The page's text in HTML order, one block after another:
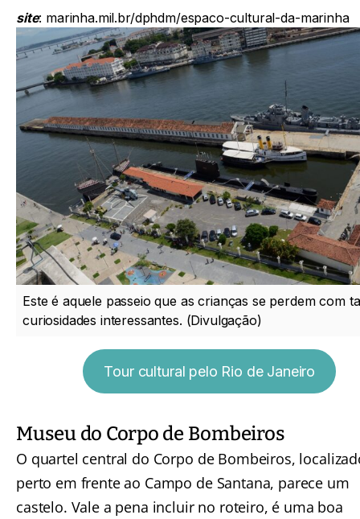
site: marinha.mil.br/dphdm/espaco-cultural-da-marinha
Este é aquele passeio que as crianças se perdem com
curiosidades interessantes. (Divulgação)
Tour cultural pelo Rio de Janeiro
Museu do Corpo de Bombeiros
O quartel central do Corpo de Bombeiros,
perto em frente ao Campo de Santana, parece um
castelo. Vale a pena incluir no roteiro, é uma boa